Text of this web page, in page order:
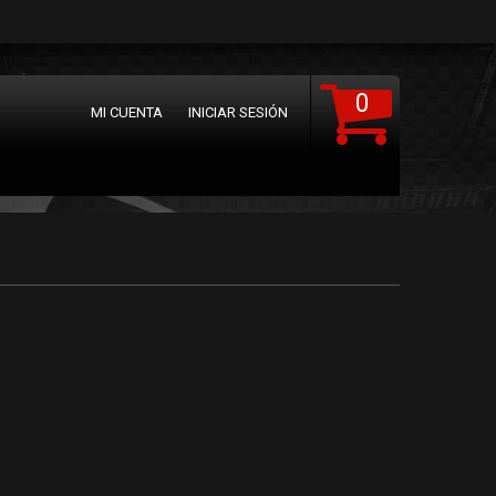
0
MI CUENTA INICIAR SESIÓN